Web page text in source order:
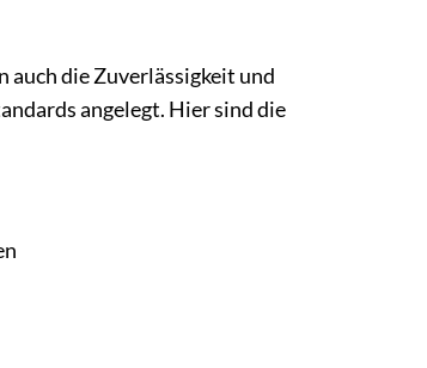
auch die Zuverlässigkeit und
angelegt. Hier sind die